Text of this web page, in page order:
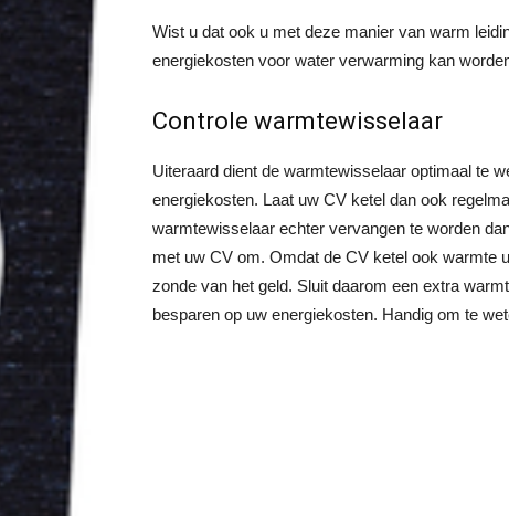
Wist u dat ook u met deze manier van warm
energiekosten voor water verwarming kan
Controle warmtewisselaar
Uiteraard dient de warmtewisselaar optimaal te
energiekosten. Laat uw CV ketel dan ook
warmtewisselaar echter vervangen te worden
met uw CV om. Omdat de CV ketel ook warmte
zonde van het geld. Sluit daarom een extra
besparen op uw energiekosten. Handig om te